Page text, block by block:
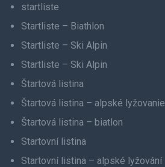
startliste
Startliste – Biathlon
Startliste – Ski Alpin
Startliste – Ski Alpin
Štartová listina
Štartová listina – alpské lyžovanie
Štartová listina – biatlon
Startovní listina
Startovní listina – alpské lyžování